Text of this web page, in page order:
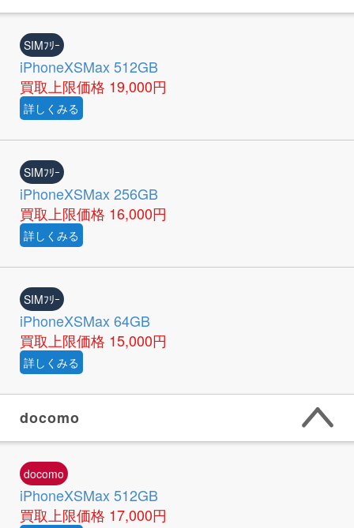
SIMﾌﾘｰ
iPhoneXSMax 512GB
買取上限価格 19,000円
詳しくみる
SIMﾌﾘｰ
iPhoneXSMax 256GB
買取上限価格 16,000円
詳しくみる
SIMﾌﾘｰ
iPhoneXSMax 64GB
買取上限価格 15,000円
詳しくみる
docomo
docomo
iPhoneXSMax 512GB
買取上限価格 17,000円